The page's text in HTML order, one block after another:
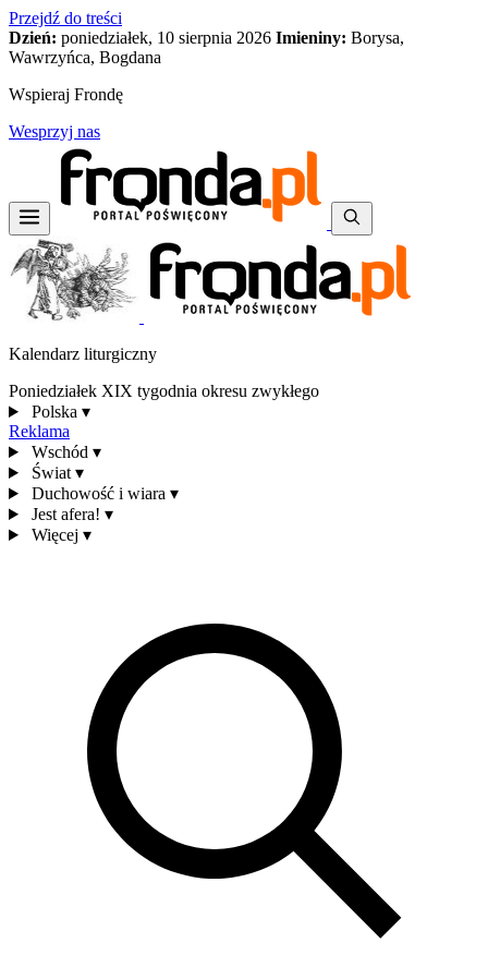
Przejdź do treści
Dzień: poniedziałek, 10 sierpnia 2026 Imieniny: Borysa,
Wawrzyńca, Bogdana
Wspieraj Frondę
Wesprzyj nas
Kalendarz liturgiczny
Poniedziałek XIX tygodnia okresu zwykłego
Polska ▾
Reklama
Wschód ▾
Świat ▾
Duchowość i wiara ▾
Jest afera! ▾
Więcej ▾